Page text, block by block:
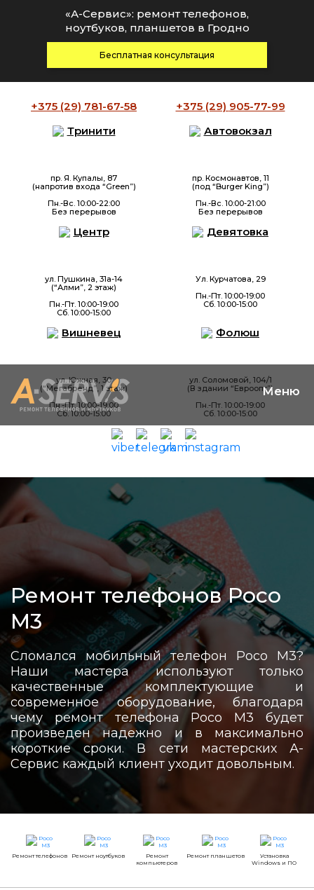
+375 (29) 781-67-58 +375 (29) 905-77-99
Тринити
пр. Я. Купалы, 87
(напротив входа “Green”)
Пн.-Вс. 10:00-22:00
Без перерывов
Автовокзал
пр. Космонавтов, 11
(под “Burger King”)
Пн.-Вс. 10:00-21:00
Без перерывов
Центр
ул. Пушкина, 31а-14
(“Алми”, 2 этаж)
Пн.-Пт. 10:00-19:00
Сб. 10:00-15:00
Девятовка
Ул. Курчатова, 29
Пн.-Пт. 10:00-19:00
Сб. 10:00-15:00
Вишневец
ул. Южная, 30
(“Мегабренд”, 1 этаж)
Пн.-Пт. 10:00-19:00
Сб. 10:00-15:00
Фолюш
ул. Соломовой, 104/1
(В здании “Евроопт”)
Пн.-Пт. 10:00-19:00
Сб. 10:00-15:00
«А-Сервис»: ремонт телефонов,
ноутбуков, планшетов в Гродно
Бесплатная консультация
Ремонт телефонов Poco
M3
Сломался мобильный телефон Poco M3?
Наши мастера используют только
качественные комплектующие и
современное оборудование, благодаря
чему ремонт телефона Poco M3 будет
произведен надежно и в максимально
короткие сроки. В сети мастерских А-
Сервис каждый клиент уходит довольным.
Ремонт телефонов Ремонт ноутбуков
Ремонт
компьютеров
Ремонт планшетов
Установка
Windows и ПО